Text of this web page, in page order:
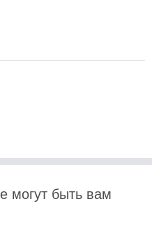
могут быть вам